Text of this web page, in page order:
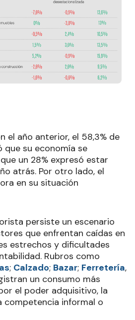
el año anterior, el 58,3% de
que su economía se
un 28% expresó estar
atrás. Por otro lado, el
en su situación
persiste un escenario
que enfrentan caídas en
estrechos y dificultades
Rubros como
; Calzado; Bazar; Ferretería,
un consumo más
el poder adquisitivo, la
informal o